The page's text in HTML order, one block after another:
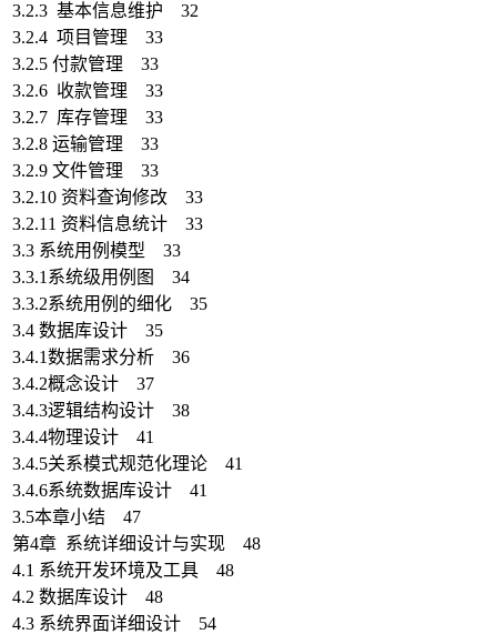
3.2.3 基本信息维护 32
3.2.4 项目管理 33
3.2.5 付款管理 33
3.2.6 收款管理 33
3.2.7 库存管理 33
3.2.8 运输管理 33
3.2.9 文件管理 33
3.2.10 资料查询修改 33
3.2.11 资料信息统计 33
3.3 系统用例模型 33
3.3.1系统级用例图 34
3.3.2系统用例的细化 35
3.4 数据库设计 35
3.4.1数据需求分析 36
3.4.2概念设计 37
3.4.3逻辑结构设计 38
3.4.4物理设计 41
3.4.5关系模式规范化理论 41
3.4.6系统数据库设计 41
3.5本章小结 47
第4章 系统详细设计与实现 48
4.1 系统开发环境及工具 48
4.2 数据库设计 48
4.3 系统界面详细设计 54